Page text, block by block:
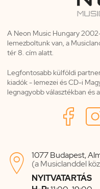
A Neon Music Hungary
lemezboltunk van, a
tér 8. cím alatt.
Legfontosabb külföldi
kiadók - lemezei és CD-i
legnagyobb választékban és

1077 Budapest,
(a Musiclanddel
NYITVATARTÁS